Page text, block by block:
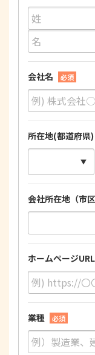
会社名 必須
所在地(都道府県)
会社所在地（市区
ホームページURL
業種 必須